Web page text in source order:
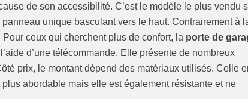
de son accessibilité. C’est le modèle le plus vendu
unique basculant vers le haut. Contrairement à
ceux qui cherchent plus de confort, la porte de
d’une télécommande. Elle présente de nombreux
prix, le montant dépend des matériaux utilisés. Celle
abordable mais elle est également résistante et ne